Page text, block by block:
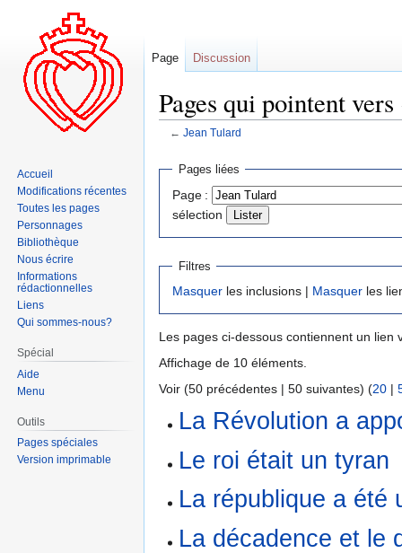
Pages qui pointent vers
← Jean Tulard
Aller
navigation
Aller
recherche
Pages liées
Page :
sélection
Filtres
Masquer les inclusions | Masquer les
Les pages ci-dessous contiennent un lien
Affichage de 10 éléments.
Voir (50 précédentes | 50 suivantes) (20 |
La Révolution a
Le roi était un tyran
La république a été
La décadence et le
Page Discussion
Accueil
Modifications récentes
Toutes les pages
Personnages
Bibliothèque
Nous écrire
Informations
rédactionnelles
Liens
Qui sommes-nous?
Spécial
Aide
Menu
Outils
Pages spéciales
Version imprimable